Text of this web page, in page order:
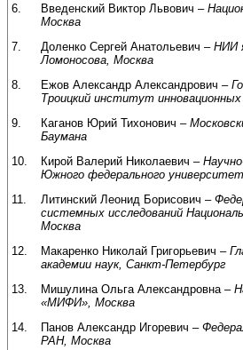
6. Введенский Виктор Львович –
Москва
7.
Доленко Сергей Анатольевич – НИИ
Ломоносова, Москва
8.
Ежов Александр Александрович –
Троицкий институт
9.
Каганов Юрий Тихонович –
Баумана
10.
Кирой Валерий Николаевич –
Южного федерального
11.
Литинский Леонид Борисович –
системных исследований
Москва
12.
Макаренко Николай Григорьевич –
академии наук, Санкт-Петербург
13.
Мишулина Ольга Александровна –
«МИФИ», Москва
14.
Панов Александр Игоревич –
РАН, Москва